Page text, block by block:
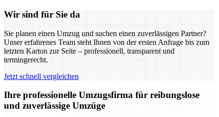
Wir sind für Sie da
Sie planen einen Umzug und suchen einen zuverlässigen Partner?
Unser erfahrenes Team steht Ihnen von der ersten Anfrage bis zum
letzten Karton zur Seite – professionell, transparent und
termingerecht.
Jetzt schnell vergleichen
Ihre professionelle Umzugsfirma für reibungslose
und zuverlässige Umzüge